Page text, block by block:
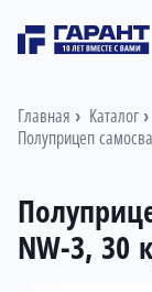
Главная Каталог
Полуприцеп
NW-3, 30